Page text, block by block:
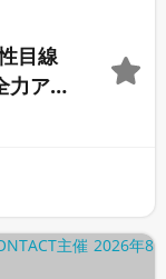
目線
力アド
ン